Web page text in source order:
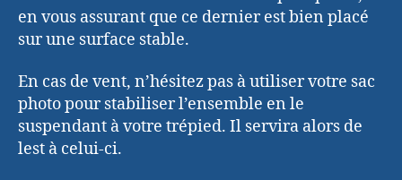
en vous assurant que ce dernier est bien placé
sur une surface stable.
En cas de vent, n’hésitez pas à utiliser votre sac
photo pour stabiliser l’ensemble en le
suspendant à votre trépied. Il servira alors de
lest à celui-ci.